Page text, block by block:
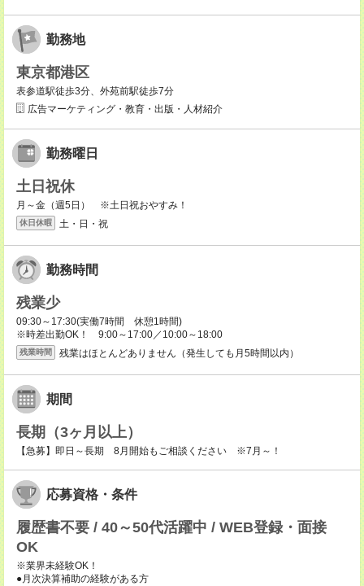
勤務地
東京都港区
表参道駅徒歩3分、外苑前駅徒歩7分
広告マーケティング・教育・出版・人材紹介
勤務曜日
土日祝休
月～金（週5日） ※土日祝おやすみ！
休日休暇 土・日・祝
勤務時間
残業少
09:30～17:30(実働7時間 休憩1時間)
※時差出勤OK！ 9:00～17:00／10:00～18:00
残業時間 残業はほとんどありません（発生しても月5時間以内）
期間
長期（3ヶ月以上）
【急募】即日～長期 8月開始もご相談ください ※7月～！
応募資格・条件
履歴書不要 / 40～50代活躍中 / WEB登録・面接
OK
※業界未経験OK！
●月次決算補助の経験がある方